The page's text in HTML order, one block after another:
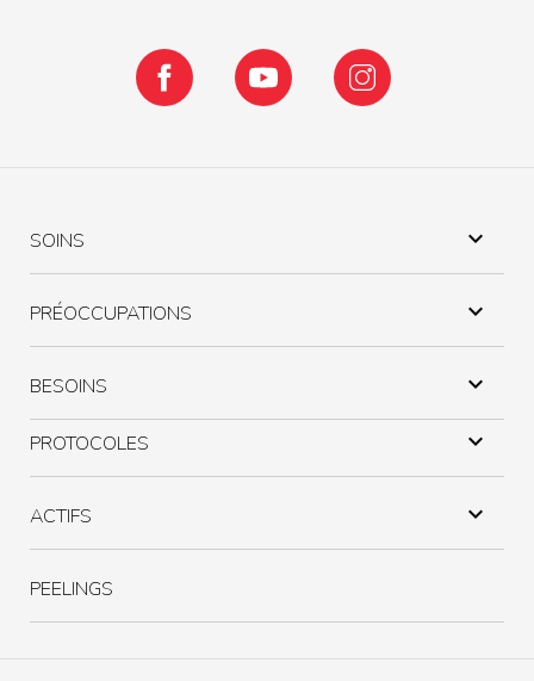
Facebook YouTube
SOINS 
PRÉOCCUPATIONS 
BESOINS 
PROTOCOLES 
ACTIFS 
PEELINGS